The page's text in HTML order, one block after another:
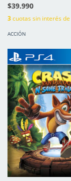
$39.990
3cuotas sin interés de
ACCIÓN